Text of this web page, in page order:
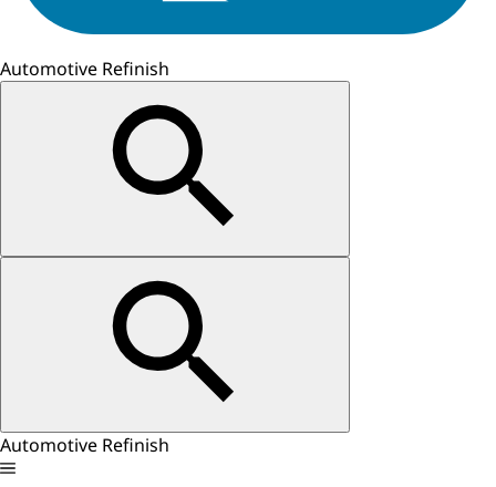
Automotive Refinish
Automotive Refinish